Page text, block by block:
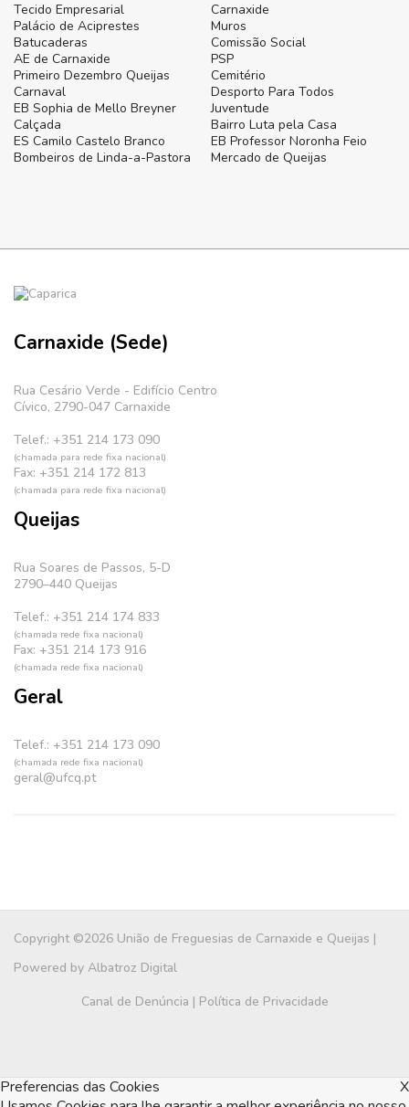
Tecido Empresarial
Palácio de Aciprestes
Batucaderas
AE de Carnaxide
Primeiro Dezembro Queijas
Carnaval
EB Sophia de Mello Breyner
Calçada
ES Camilo Castelo Branco
Bombeiros de Linda-a-Pastora
Carnaxide
Muros
Comissão Social
PSP
Cemitério
Desporto Para Todos
Juventude
Bairro Luta pela Casa
EB Professor Noronha Feio
Mercado de Queijas
Carnaxide (Sede)
Rua Cesário Verde - Edifício Centro
Cívico, 2790-047 Carnaxide
Telef.: +351 214 173 090
(chamada para rede fixa nacional)
Fax: +351 214 172 813
(chamada para rede fixa nacional)
Queijas
Rua Soares de Passos, 5-D
2790–440 Queijas
Telef.: +351 214 174 833
(chamada rede fixa nacional)
Fax: +351 214 173 916
(chamada rede fixa nacional)
Geral
Telef.: +351 214 173 090
(chamada rede fixa nacional)
geral@ufcq.pt
Copyright ©2026 União de Freguesias de Carnaxide e Queijas |
Powered by Albatroz Digital
Canal de Denúncia | Política de Privacidade
X
Preferencias das Cookies